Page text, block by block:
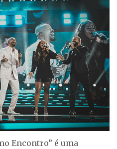
Encontro” é uma